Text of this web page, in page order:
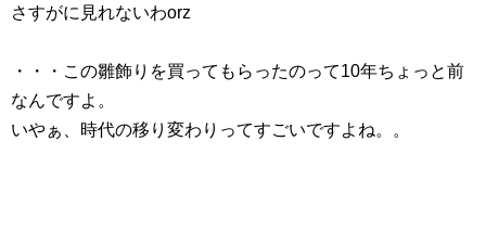
さすがに見れないわorz
・・・この雛飾りを買ってもらったのって10年ちょっと前
なんですよ。
いやぁ、時代の移り変わりってすごいですよね。。